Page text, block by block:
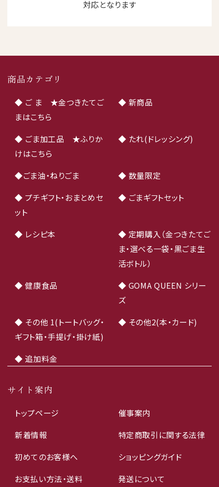
対応となります
商品カテゴリ
◆ ご ま ★金つきたてご
まはこちら
◆ 新商品
◆ ごま加工品 ★ふりか
けはこちら
◆ たれ(ドレッシング)
◆ごま油・ねりごま
◆ 数量限定
◆ プチギフト・おまとめセ
ット
◆ ごまギフトセット
◆ レシピ本
◆ 定期購入（金つきたてご
ま・選べる一袋・黒ごま生
活ボトル）
◆ 健康食品
◆ GOMA QUEEN シリー
ズ
◆ その他 1(トートバッグ・
ギフト箱・手提げ・掛け紙)
◆ その他2(本・カード)
◆ 追加料金
サイト案内
トップページ
催事案内
新着情報
特定商取引に関する法律
初めてのお客様へ
ショッピングガイド
お支払い方法・送料
発送について